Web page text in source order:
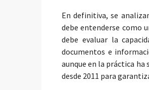
En definitiva, se
debe entenderse como
debe evaluar la
documentos e
aunque en la práctica
desde 2011 para